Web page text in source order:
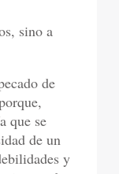
sino a
de
que se
de un
y